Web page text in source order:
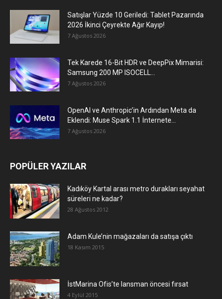
Satışlar Yüzde 10 Geriledi: Tablet Pazarında
2026 İkinci Çeyrekte Ağır Kayıp!
7 Ağustos 2026
Tek Karede 16-Bit HDR ve DeepPix Mimarisi:
Samsung 200 MP ISOCELL...
7 Ağustos 2026
OpenAI ve Anthropic’in Ardından Meta da
Eklendi: Muse Spark 1.1 İnternete...
7 Ağustos 2026
POPÜLER YAZILAR
Kadıköy Kartal arası metro durakları seyahat
süreleri ne kadar?
28 Ağustos 2012
Adam Kule’nin mağazaları da satışa çıktı
18 Kasım 2015
İstMarina Ofis’te lansman öncesi fırsat
4 Eylül 2015